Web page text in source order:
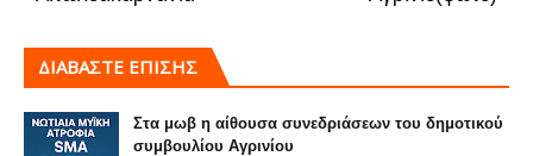
ΔΙΑΒΑΣΤΕ ΕΠΙΣΗΣ
Στα μωβ η αίθουσα συνεδριάσεων του δημοτικού
συμβουλίου Αγρινίου